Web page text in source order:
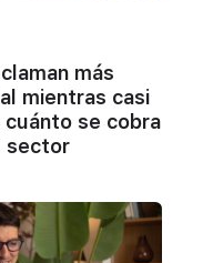
más
mientras casi
cuánto se cobra
sector